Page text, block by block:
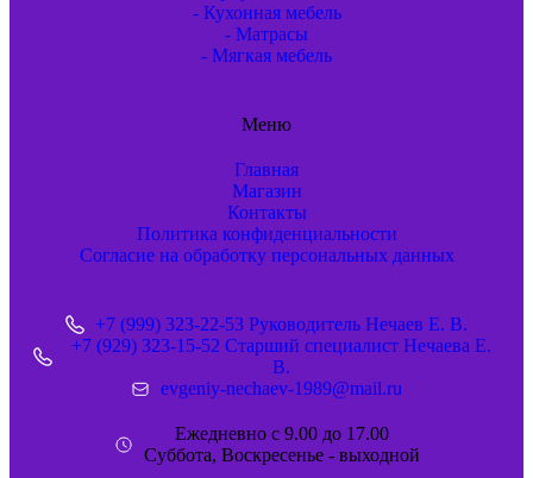
- Кухонная мебель
- Матрасы
- Мягкая мебель
Меню
Главная
Магазин
Контакты
Политика конфиденциальности
Согласие на обработку персональных данных
+7 (999) 323-22-53 Руководитель Нечаев Е. В.
+7 (929) 323-15-52 Старший специалист Нечаева Е.
В.
evgeniy-nechaev-1989@mail.ru
Ежедневно с 9.00 до 17.00
Суббота, Воскресенье - выходной